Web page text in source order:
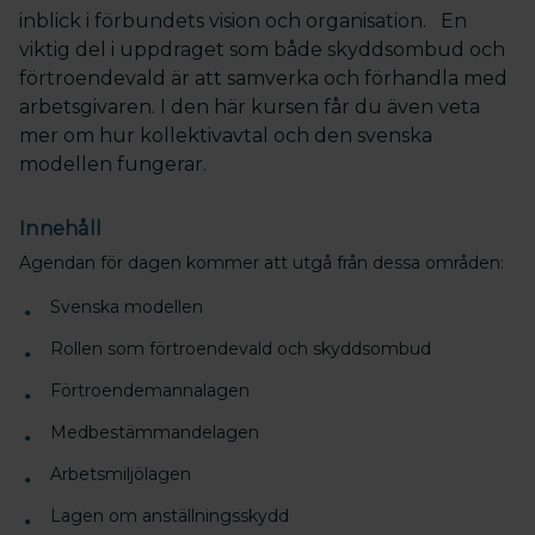
inblick i förbundets vision och organisation. En
viktig del i uppdraget som både skyddsombud och
förtroendevald är att samverka och förhandla med
arbetsgivaren. I den här kursen får du även veta
mer om hur kollektivavtal och den svenska
modellen fungerar.
Innehåll
Agendan för dagen kommer att utgå från dessa områden:
Svenska modellen
Rollen som förtroendevald och skyddsombud
Förtroendemannalagen
Medbestämmandelagen
Arbetsmiljölagen
Lagen om anställningsskydd